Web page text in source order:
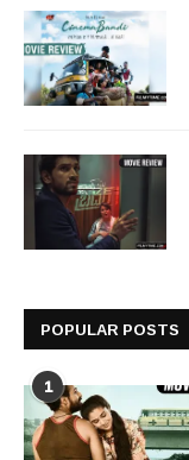
POPULAR POSTS
1